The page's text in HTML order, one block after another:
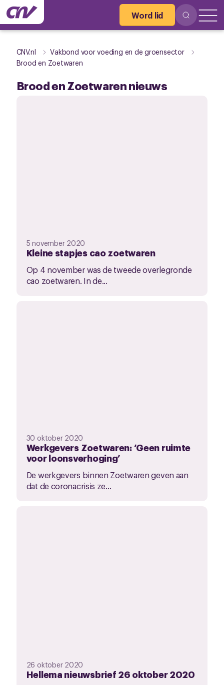
Word lid
CNV.nl
Vakbond voor voeding en de groensector
Brood en Zoetwaren
Brood en Zoetwaren nieuws
5 november 2020
Kleine stapjes cao zoetwaren
Op 4 november was de tweede overlegronde
cao zoetwaren. In de...
30 oktober 2020
Werkgevers Zoetwaren: ‘Geen ruimte
voor loonsverhoging’
De werkgevers binnen Zoetwaren geven aan
dat de coronacrisis ze...
26 oktober 2020
Hellema nieuwsbrief 26 oktober 2020